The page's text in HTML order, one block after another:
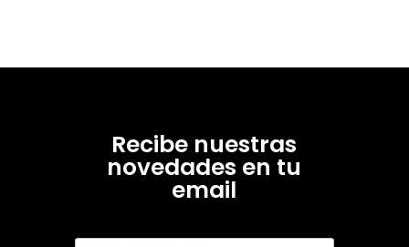
Recibe nuestras
novedades en tu
email